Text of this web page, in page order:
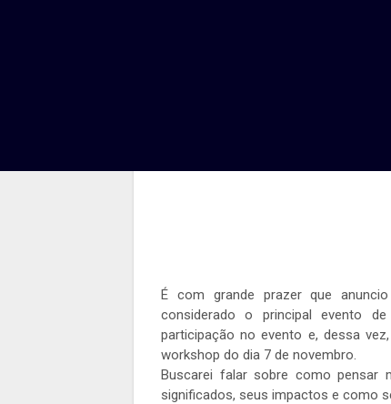
É com grande prazer que
considerado o principal evento
participação no evento e, dessa
workshop do dia 7 de novembro.
Buscarei falar sobre como pensar
significados, seus impactos e como